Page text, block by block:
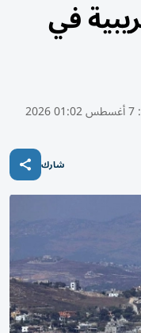
في
7 أغسطس 01:02 2026
شارك